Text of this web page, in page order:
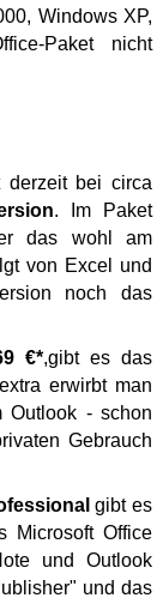
Windows XP,
Paket nicht
derzeit bei circa
. Im Paket
das wohl am
von Excel und
noch das
€*,gibt es das
erwirbt man
Outlook - schon
Gebrauch
gibt es
Microsoft Office
und Outlook
und das